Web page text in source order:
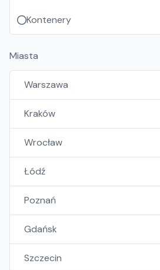
Kontenery
Miasta
Warszawa
Kraków
Wrocław
Łódź
Poznań
Gdańsk
Szczecin